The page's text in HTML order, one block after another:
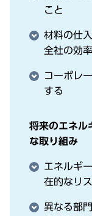
こと
材料の仕
全社の効
コーポレ
する
将来のエネル
な取り組み
エネルギ
在的なリ
異なる部